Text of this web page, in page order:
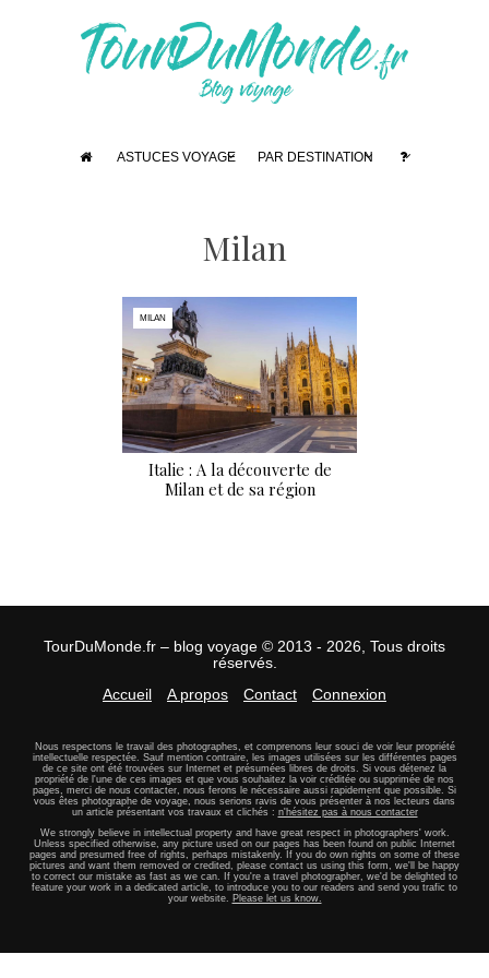
ASTUCES VOYAGE PAR DESTINATION
Milan
MILAN
Italie : A la découverte de
Milan et de sa région
TourDuMonde.fr – blog voyage © 2013 - 2026, Tous droits
réservés.
Accueil
A propos Contact Connexion
Nous respectons le travail des photographes, et comprenons leur souci de voir leur propriété
intellectuelle respectée. Sauf mention contraire, les images utilisées sur les différentes pages
de ce site ont été trouvées sur Internet et présumées libres de droits. Si vous détenez la
propriété de l'une de ces images et que vous souhaitez la voir créditée ou supprimée de nos
pages, merci de nous contacter, nous ferons le nécessaire aussi rapidement que possible. Si
vous êtes photographe de voyage, nous serions ravis de vous présenter à nos lecteurs dans
un article présentant vos travaux et clichés : n'hésitez pas à nous contacter
We strongly believe in intellectual property and have great respect in photographers' work.
Unless specified otherwise, any picture used on our pages has been found on public Internet
pages and presumed free of rights, perhaps mistakenly. If you do own rights on some of these
pictures and want them removed or credited, please contact us using this form, we'll be happy
to correct our mistake as fast as we can. If you're a travel photographer, we'd be delighted to
feature your work in a dedicated article, to introduce you to our readers and send you trafic to
your website. Please let us know.